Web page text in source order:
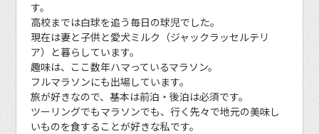
す。
高校までは白球を追う毎日の球児でした。
現在は妻と子供と愛犬ミルク（ジャックラッセルテリ
ア）と暮らしています。
趣味は、ここ数年ハマっているマラソン。
フルマラソンにも出場しています。
旅が好きなので、基本は前泊・後泊は必須です。
ツーリングでもマラソンでも、行く先々で地元の美味し
いものを食することが好きな私です。